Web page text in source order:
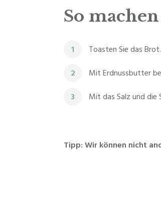
So machen
1 Toasten Sie das Brot.
2 Mit Erdnussbutter
3 Mit das Salz und die
Tipp: Wir können nicht